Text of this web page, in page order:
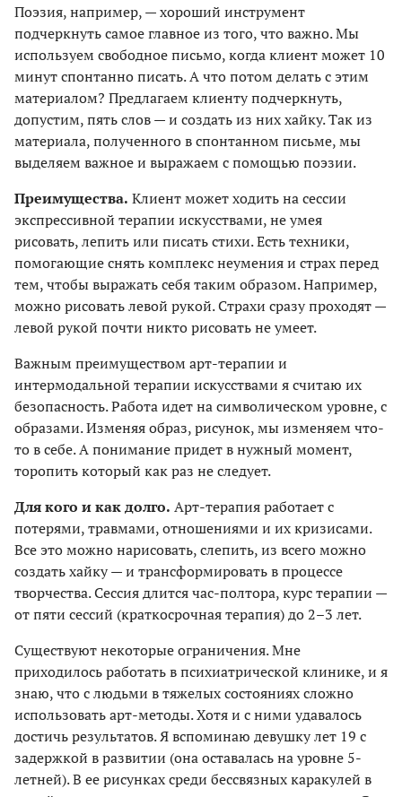
Поэзия, например, — хороший инструмент
подчеркнуть самое главное из того, что важно. Мы
используем свободное письмо, когда клиент может 10
минут спонтанно писать. А что потом делать с этим
материалом? Предлагаем клиенту подчеркнуть,
допустим, пять слов — и создать из них хайку. Так из
материала, полученного в спонтанном письме, мы
выделяем важное и выражаем с помощью поэзии.
Преимущества. Клиент может ходить на сессии
экспрессивной терапии искусствами, не умея
рисовать, лепить или писать стихи. Есть техники,
помогающие снять комплекс неумения и страх перед
тем, чтобы выражать себя таким образом. Например,
можно рисовать левой рукой. Страхи сразу проходят —
левой рукой почти никто рисовать не умеет.
Важным преимуществом арт-терапии и
интермодальной терапии искусствами я считаю их
безопасность. Работа идет на символическом уровне, с
образами. Изменяя образ, рисунок, мы изменяем что-
то в себе. А понимание придет в нужный момент,
торопить который как раз не следует.
Для кого и как долго. Арт-терапия работает с
потерями, травмами, отношениями и их кризисами.
Все это можно нарисовать, слепить, из всего можно
создать хайку — и трансформировать в процессе
творчества. Сессия длится час-полтора, курс терапии —
от пяти сессий (кратко­срочная терапия) до 2–3 лет.
Существуют некоторые ограничения. Мне
приходилось работать в психиатрической клинике, и я
знаю, что с людьми в тяжелых состояниях сложно
использовать арт-методы. Хотя и с ними удавалось
достичь результатов. Я вспоминаю девушку лет 19 с
задержкой в развитии (она оставалась на уровне 5-
летней). В ее рисунках среди бессвязных каракулей в